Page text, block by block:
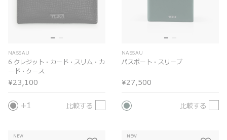
NASSAU
6 クレジット・カード・スリム・カ
ード・ケース
¥23,100
1 比較する
NASSAU
パスポート・スリーブ
¥27,500
比較する
NEW NEW